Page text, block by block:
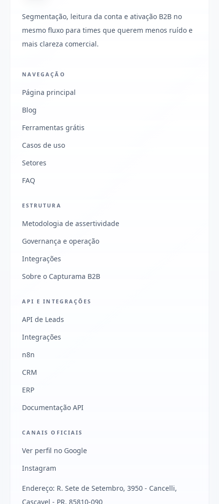
Segmentação, leitura da conta e ativação B2B no
mesmo fluxo para times que querem menos ruído e
mais clareza comercial.
NAVEGAÇÃO
Página principal
Blog
Ferramentas grátis
Casos de uso
Setores
FAQ
ESTRUTURA
Metodologia de assertividade
Governança e operação
Integrações
Sobre o Capturama B2B
API E INTEGRAÇÕES
API de Leads
Integrações
n8n
CRM
ERP
Documentação API
CANAIS OFICIAIS
Ver perfil no Google
Instagram
Endereço: R. Sete de Setembro, 3950 - Cancelli,
Cascavel - PR, 85810-090